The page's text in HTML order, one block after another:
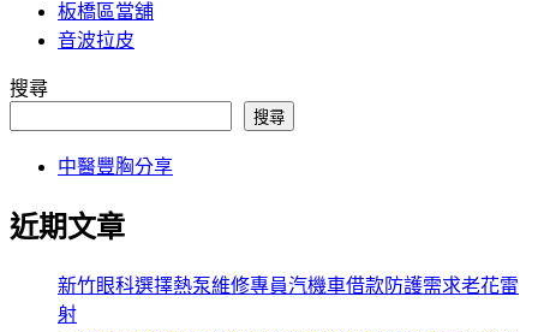
板橋區當舖
音波拉皮
搜尋
搜尋
中醫豐胸分享
近期文章
新竹眼科選擇熱泵維修專員汽機車借款防護需求老花雷
射